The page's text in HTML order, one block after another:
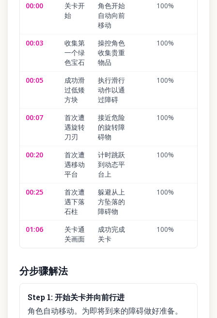
00:00
关卡开
始
角色开始
自动向前
移动
100%
00:03
收集第
一个绿
色宝石
操控角色
收集贵重
物品
100%
00:05
成功滑
过低矮
方块
执行滑行
动作以通
过障碍
100%
00:07
首次遭
遇旋转
刀刃
接近危险
的旋转障
碍物
100%
00:20
首次遭
遇移动
平台
计时跳跃
到动态平
台上
100%
00:25
首次遭
遇下落
石柱
躲避从上
方坠落的
障碍物
100%
01:06
关卡通
关画面
成功完成
关卡
100%
分步骤解法
Step 1:开始关卡并向前行进
角色自动移动。为即将到来的障碍做好准备。